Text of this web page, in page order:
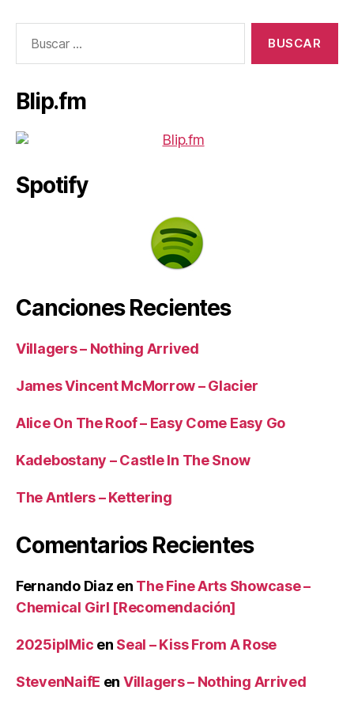
Blip.fm
Spotify
Canciones Recientes
Villagers – Nothing Arrived
James Vincent McMorrow – Glacier
Alice On The Roof – Easy Come Easy Go
Kadebostany – Castle In The Snow
The Antlers – Kettering
Comentarios Recientes
Fernando Diaz en The Fine Arts Showcase –
Chemical Girl [Recomendación]
2025iplMic en Seal – Kiss From A Rose
StevenNaifE en Villagers – Nothing Arrived